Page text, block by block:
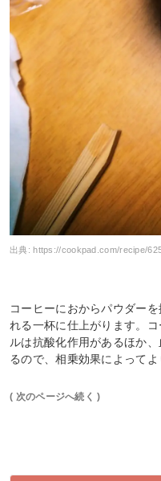
出典:https://cookpad.com/recipe/
コーヒーにおからパウダー
れる一杯に仕上がります。
ルは抗酸化作用があるほか
るので、相乗効果によって
( 次のページへ続く )